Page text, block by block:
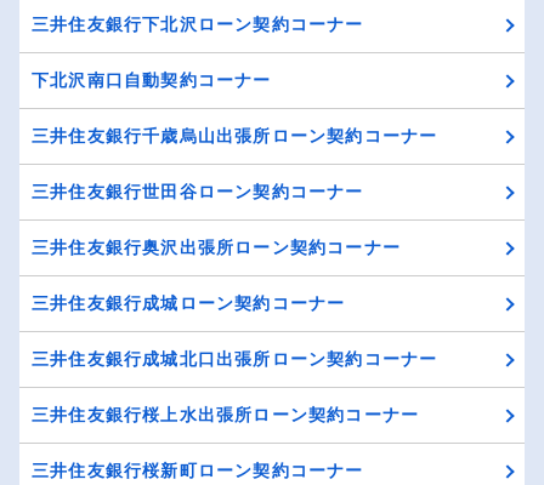
三井住友銀行下北沢ローン契約コーナー
下北沢南口自動契約コーナー
三井住友銀行千歳烏山出張所ローン契約コーナー
三井住友銀行世田谷ローン契約コーナー
三井住友銀行奥沢出張所ローン契約コーナー
三井住友銀行成城ローン契約コーナー
三井住友銀行成城北口出張所ローン契約コーナー
三井住友銀行桜上水出張所ローン契約コーナー
三井住友銀行桜新町ローン契約コーナー